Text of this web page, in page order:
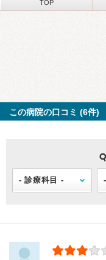
TOP
この病院の口コミ (6件)